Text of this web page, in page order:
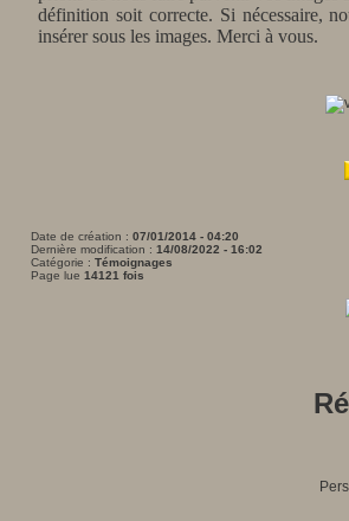
définition soit correcte. Si nécessaire,
insérer sous les images. Merci à vous.
Date de création : 07/01/2014 - 04:20
Dernière modification : 14/08/2022 - 16:02
Catégorie : Témoignages
Page lue 14121 fois